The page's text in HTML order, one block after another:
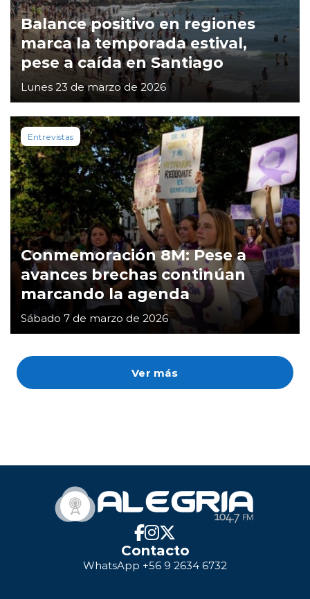
Ver más
Balance positivo en regiones
marca la temporada estival,
pese a caída en Santiago
Lunes 23 de marzo de 2026
Entrevistas
Conmemoración 8M: Pese a
avances brechas continúan
marcando la agenda
Sábado 7 de marzo de 2026
Contacto
WhatsApp +56 9 2634 6732